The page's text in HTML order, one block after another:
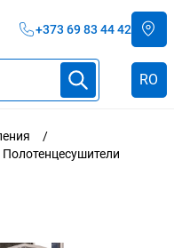
+373 69 83 44 42
RO
Полотенцесушители